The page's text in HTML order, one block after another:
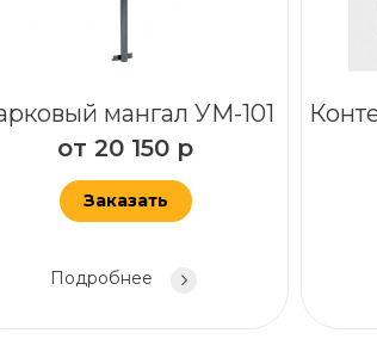
мангал УМ-101
от20 150 р
Заказать
Подробнее